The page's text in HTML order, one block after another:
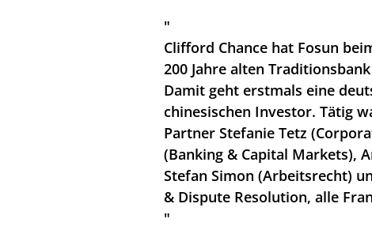
"
Clifford Chance hat Fosun
200 Jahre alten
Damit geht erstmals eine
chinesischen Investor. Tätig
Partner Stefanie Tetz
(Banking & Capital Markets),
Stefan Simon (Arbeitsrecht)
& Dispute Resolution, alle
"